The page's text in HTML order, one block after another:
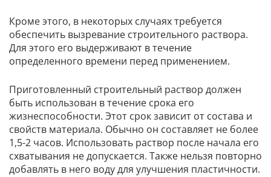
Кроме этого, в некоторых случаях требуется
обеспечить вызревание строительного раствора.
Для этого его выдерживают в течение
определенного времени перед применением.
Приготовленный строительный раствор должен
быть использован в течение срока его
жизнеспособности. Этот срок зависит от состава и
свойств материала. Обычно он составляет не более
1,5-2 часов. Использовать раствор после начала его
схватывания не допускается. Также нельзя повторно
добавлять в него воду для улучшения пластичности.